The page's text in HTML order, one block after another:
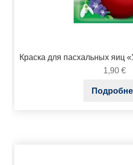
Краска для пасхальных яиц
1,90 €